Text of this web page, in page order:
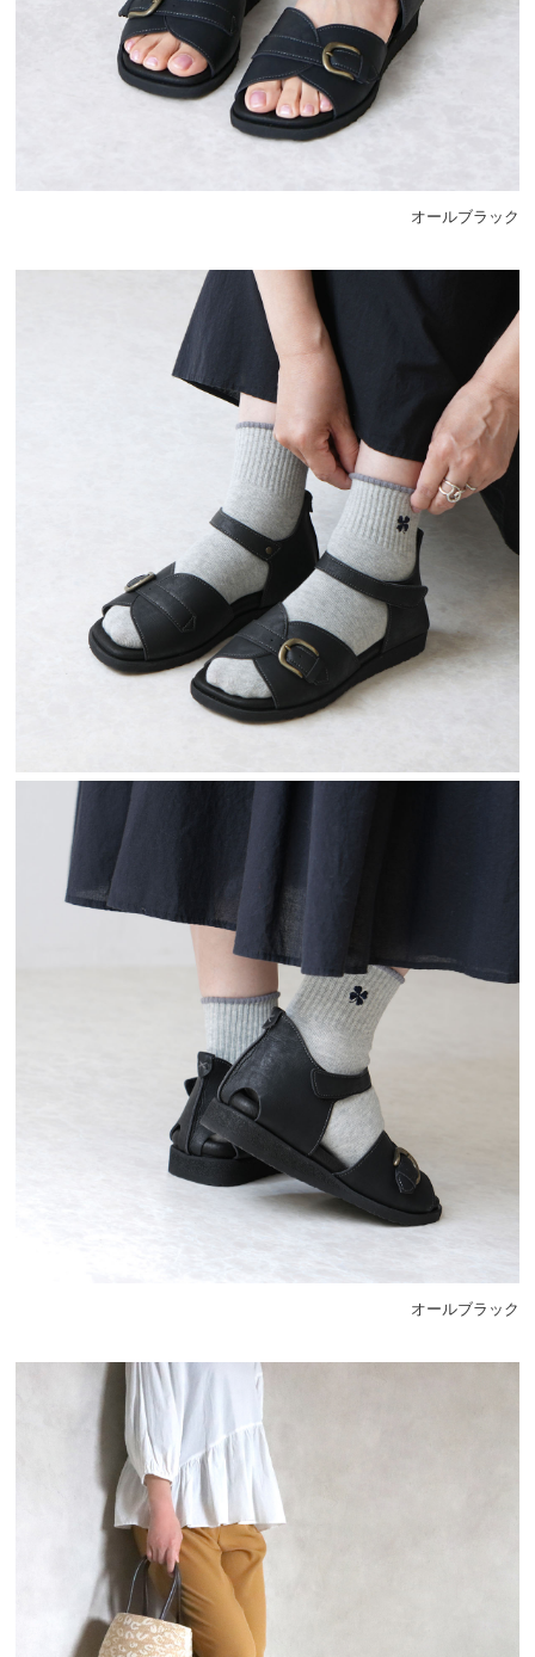
オールブラック
オールブラック